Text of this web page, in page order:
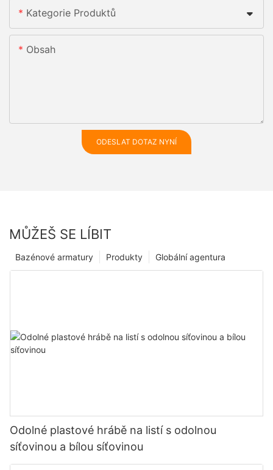
Kategorie Produktů
Obsah
ODESLAT DOTAZ NYNÍ
MŮŽEŠ SE LÍBIT
Globální agentura
Produkty
Bazénové armatury
Odolné plastové hrábě na listí s odolnou
síťovinou a bílou síťovinou